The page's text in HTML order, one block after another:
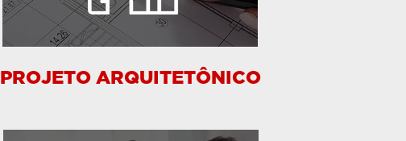
PROJETO ARQUITETÔNICO